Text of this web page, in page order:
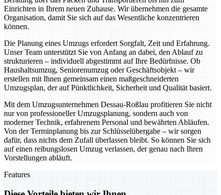
Einrichten in Ihrem neuen Zuhause. Wir übernehmen die gesamte
Organisation, damit Sie sich auf das Wesentliche konzentrieren
können.
Die Planung eines Umzugs erfordert Sorgfalt, Zeit und Erfahrung.
Unser Team unterstützt Sie von Anfang an dabei, den Ablauf zu
strukturieren – individuell abgestimmt auf Ihre Bedürfnisse. Ob
Haushaltsumzug, Seniorenumzug oder Geschäftsobjekt – wir
erstellen mit Ihnen gemeinsam einen maßgeschneiderten
Umzugsplan, der auf Pünktlichkeit, Sicherheit und Qualität basiert.
Mit dem Umzugsunternehmen Dessau-Roßlau profitieren Sie nicht
nur von professioneller Umzugsplanung, sondern auch von
moderner Technik, erfahrenem Personal und bewährten Abläufen.
Von der Terminplanung bis zur Schlüsselübergabe – wir sorgen
dafür, dass nichts dem Zufall überlassen bleibt. So können Sie sich
auf einen reibungslosen Umzug verlassen, der genau nach Ihren
Vorstellungen abläuft.
Features